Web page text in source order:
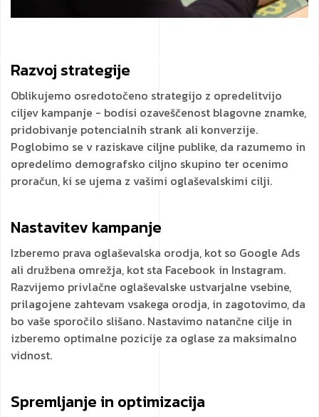
Razvoj strategije
Oblikujemo osredotočeno strategijo z opredelitvijo
ciljev kampanje - bodisi ozaveščenost blagovne znamke,
pridobivanje potencialnih strank ali konverzije.
Poglobimo se v raziskave ciljne publike, da razumemo in
opredelimo demografsko ciljno skupino ter ocenimo
proračun, ki se ujema z vašimi oglaševalskimi cilji.
Nastavitev kampanje
Izberemo prava oglaševalska orodja, kot so Google Ads
ali družbena omrežja, kot sta Facebook in Instagram.
Razvijemo privlačne oglaševalske ustvarjalne vsebine,
prilagojene zahtevam vsakega orodja, in zagotovimo, da
bo vaše sporočilo slišano. Nastavimo natančne cilje in
izberemo optimalne pozicije za oglase za maksimalno
vidnost.
Spremljanje in optimizacija